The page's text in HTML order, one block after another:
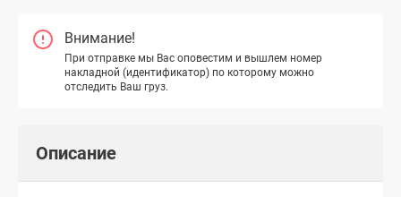
Внимание!
При отправке мы Вас оповестим и вышлем номер
накладной (идентификатор) по которому можно
отследить Ваш груз.
Описание